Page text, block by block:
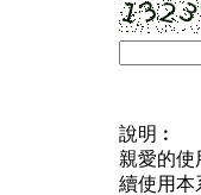
說明︰
親愛的使
續使用本